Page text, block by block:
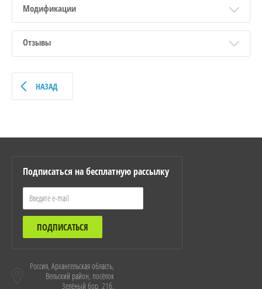
Модификации
Отзывы
НАЗАД
Подписаться на бесплатную рассылку
ПОДПИСАТЬСЯ
Россия, Архангельская область,
Вельский район, посёлок
Зелёный бор, 21б.